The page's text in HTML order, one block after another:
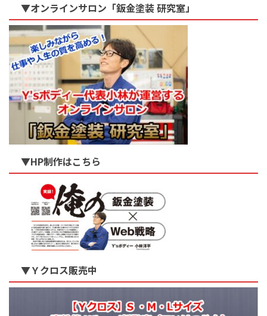
▼オンラインサロン「鈑金塗装 研究室」
▼HP制作はこちら
▼Ｙクロス販売中